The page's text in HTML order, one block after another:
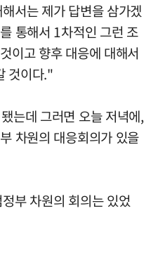
서는 제가 답변을 삼가겠
통해서 1차적인 그런 조
이고 향후 대응에 대해서
것이다."
는데 그러면 오늘 저녁에,
차원의 대응회의가 있을
부 차원의 회의는 있었